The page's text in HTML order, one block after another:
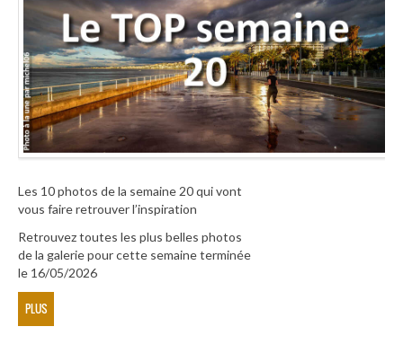
Les 10 photos de la semaine 20 qui vont
vous faire retrouver l’inspiration
Retrouvez toutes les plus belles photos
de la galerie pour cette semaine terminée
le 16/05/2026
PLUS